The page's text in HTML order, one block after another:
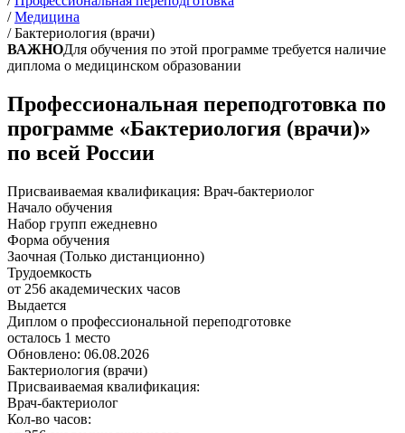
/ Медицина
/ Бактериология (врачи)
ВАЖНОДля обучения по этой программе требуется наличие
диплома о медицинском образовании
Профессиональная переподготовка по
программе «Бактериология (врачи)»
по всей России
Присваиваемая квалификация: Врач-бактериолог
Начало обучения
Набор групп ежедневно
Форма обучения
Заочная (Только дистанционно)
Трудоемкость
от 256 академических часов
Выдается
Диплом о профессиональной переподготовке
осталось 1 место
Обновлено: 06.08.2026
Бактериология (врачи)
Присваиваемая квалификация:
Врач-бактериолог
Кол-во часов: